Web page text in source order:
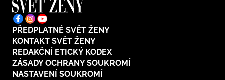
PŘEDPLATNÉ SVĚT ŽENY
KONTAKT SVĚT ŽENY
REDAKČNÍ ETICKÝ KODEX
ZÁSADY OCHRANY SOUKROMÍ
NASTAVENÍ SOUKROMÍ